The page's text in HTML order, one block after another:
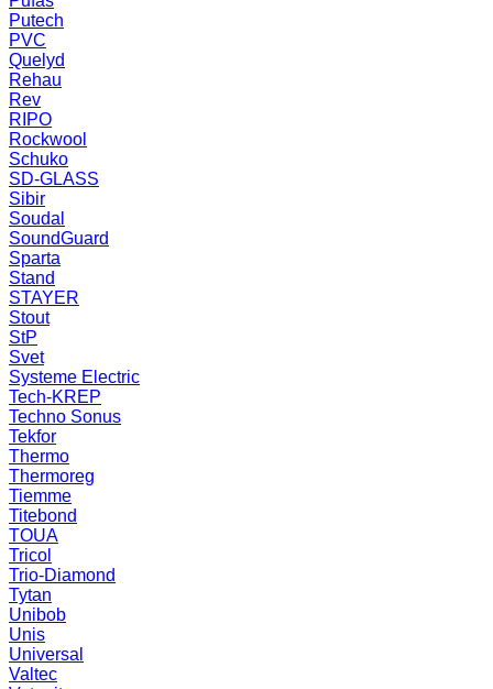
Putech
PVC
Quelyd
Rehau
Rev
RIPO
Rockwool
Schuko
SD-GLASS
Sibir
Soudal
SoundGuard
Sparta
Stand
STAYER
Stout
StP
Svet
Systeme Electric
Tech-KREP
Techno Sonus
Tekfor
Thermo
Thermoreg
Tiemme
Titebond
TOUA
Tricol
Trio-Diamond
Tytan
Unibob
Unis
Universal
Valtec